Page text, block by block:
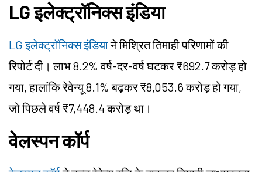
LG इलेक्ट्रॉनिक्स इंडिया
LG इलेक्ट्रॉनिक्स इंडियाने मिश्रित तिमाही परिणामों की
रिपोर्ट दी। लाभ 8.2% वर्ष-दर-वर्ष घटकर ₹692.7 करोड़ हो
गया, हालांकि रेवेन्यू 8.1% बढ़कर ₹8,053.6 करोड़ हो गया,
जो पिछले वर्ष ₹7,448.4 करोड़ था।
वेलस्पन कॉर्प